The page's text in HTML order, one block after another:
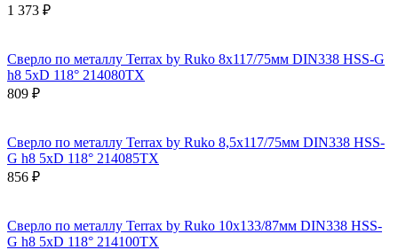
1 373 ₽
Сверло по металлу Terrax by Ruko 8x117/75мм DIN338 HSS-G
h8 5xD 118° 214080TX
809 ₽
Сверло по металлу Terrax by Ruko 8,5x117/75мм DIN338 HSS-
G h8 5xD 118° 214085TX
856 ₽
Сверло по металлу Terrax by Ruko 10x133/87мм DIN338 HSS-
G h8 5xD 118° 214100TX